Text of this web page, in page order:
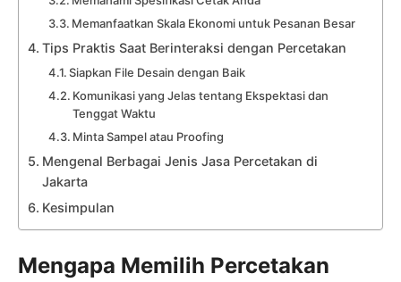
Memanfaatkan Skala Ekonomi untuk Pesanan Besar
Tips Praktis Saat Berinteraksi dengan Percetakan
Siapkan File Desain dengan Baik
Komunikasi yang Jelas tentang Ekspektasi dan
Tenggat Waktu
Minta Sampel atau Proofing
Mengenal Berbagai Jenis Jasa Percetakan di
Jakarta
Kesimpulan
Mengapa Memilih Percetakan